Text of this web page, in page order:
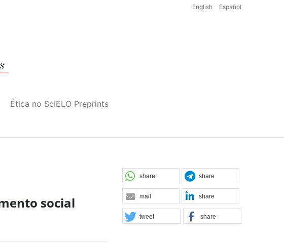
English Español
Ética no SciELO Preprints
social
share share
mail share
tweet share